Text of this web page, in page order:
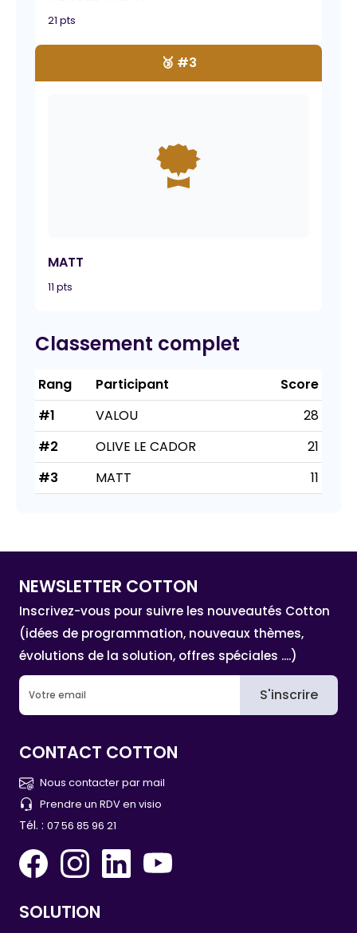
21 pts
🥉 #3
MATT
11 pts
Classement complet
Rang Participant
Score
#1
VALOU
28
#2
OLIVE LE CADOR
21
#3
MATT 11
NEWSLETTER COTTON
Inscrivez-vous pour suivre les nouveautés Cotton
(idées de programmation, nouveaux thèmes,
évolutions de la solution, offres spéciales ....)
S'inscrire
CONTACT COTTON
Nous contacter par mail
Prendre un RDV en visio
Tél. : 07 56 85 96 21
SOLUTION